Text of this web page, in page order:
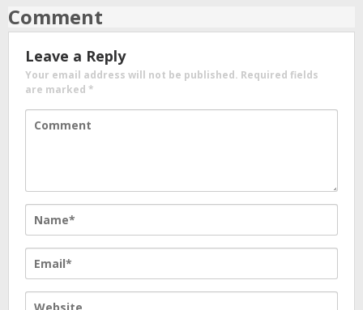
Comment
Leave a Reply
Your email address will not be published. Required fields
are marked *